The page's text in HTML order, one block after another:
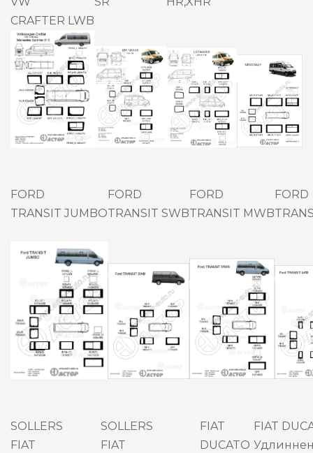
CRAFTER LWB
FORD
TRANSIT JUMBO
FORD
TRANSIT SWB
FORD
TRANSIT MWB
FORD
SOLLERS
FIAT
SOLLERS
FIAT
FIAT
DUCATO
FIAT